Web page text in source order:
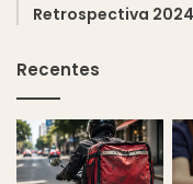
Retrospectiva
Recentes